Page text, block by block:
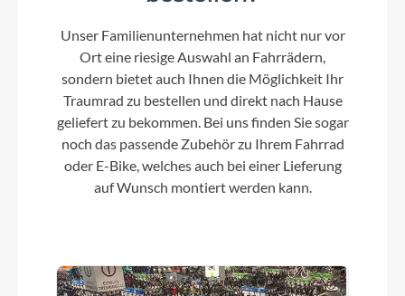
Shimano CN-M9100
Gewicht
9,9 kg
Umwerfer
Schalthebel
Shimano Dura Ace Di2 SW-R9160 TT
Unser Familienunternehmen hat nicht nur vor
Ort eine riesige Auswahl an Fahrrädern,
sondern bietet auch Ihnen die Möglichkeit Ihr
Traumrad zu bestellen und direkt nach Hause
geliefert zu bekommen. Bei uns finden Sie sogar
noch das passende Zubehör zu Ihrem Fahrrad
oder E-Bike, welches auch bei einer Lieferung
auf Wunsch montiert werden kann.